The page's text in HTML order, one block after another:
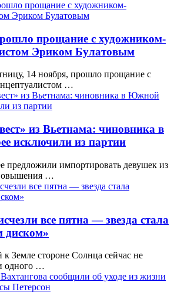
прощание с художником-
Эриком Булатовым
14 ноября, прошло прощание с
…
из Вьетнама: чиновника в
исключили из партии
импортировать девушек из
…
все пятна — звезда стала
диском»
Земле стороне Солнца сейчас не
одного …